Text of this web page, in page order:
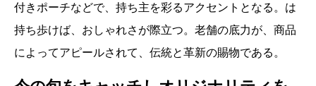
付きポーチなどで、持ち主を彩るアクセントとなる。は
持ち歩けば、おしゃれさが際立つ。老舗の底力が、商品
によってアピールされて、伝統と革新の賜物である。